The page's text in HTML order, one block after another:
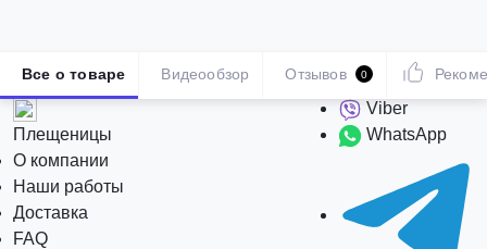
Плещеницы
О компании
Наши работы
Доставка
FAQ
Viber
WhatsApp
Все о товаре Видеообзор Отзывов 0